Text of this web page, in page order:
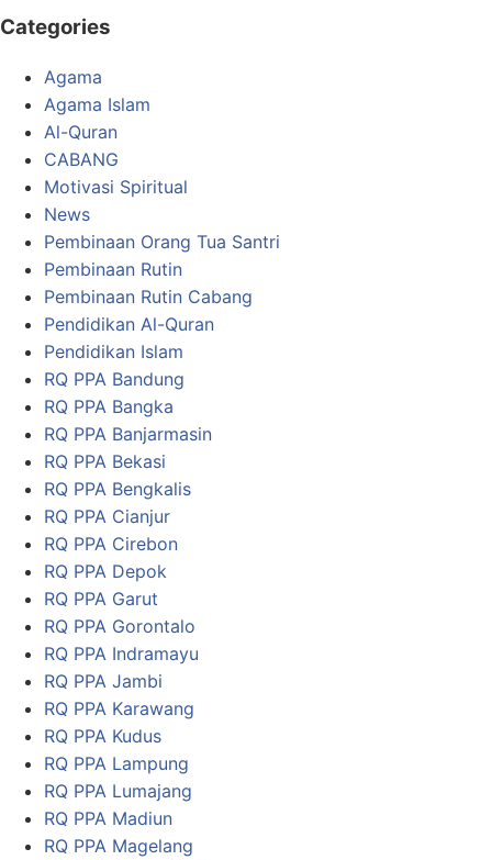
Categories
Agama
Agama Islam
Al-Quran
CABANG
Motivasi Spiritual
News
Pembinaan Orang Tua Santri
Pembinaan Rutin
Pembinaan Rutin Cabang
Pendidikan Al-Quran
Pendidikan Islam
RQ PPA Bandung
RQ PPA Bangka
RQ PPA Banjarmasin
RQ PPA Bekasi
RQ PPA Bengkalis
RQ PPA Cianjur
RQ PPA Cirebon
RQ PPA Depok
RQ PPA Garut
RQ PPA Gorontalo
RQ PPA Indramayu
RQ PPA Jambi
RQ PPA Karawang
RQ PPA Kudus
RQ PPA Lampung
RQ PPA Lumajang
RQ PPA Madiun
RQ PPA Magelang